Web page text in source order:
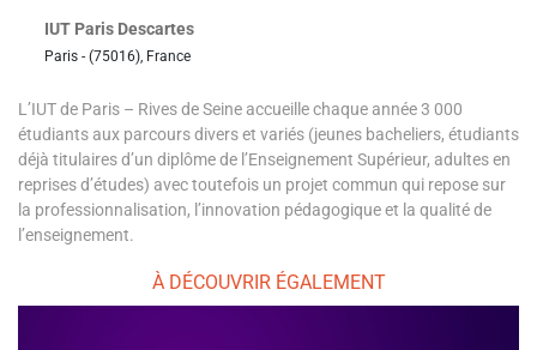
IUT Paris Descartes
Paris - (75016), France
L’IUT de Paris – Rives de Seine accueille chaque année 3 000
étudiants aux parcours divers et variés (jeunes bacheliers, étudiants
déjà titulaires d’un diplôme de l’Enseignement Supérieur, adultes en
reprises d’études) avec toutefois un projet commun qui repose sur
la professionnalisation, l’innovation pédagogique et la qualité de
l’enseignement.
À DÉCOUVRIR ÉGALEMENT